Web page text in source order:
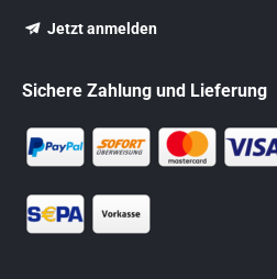
Jetzt anmelden
Sichere Zahlung und Lieferung